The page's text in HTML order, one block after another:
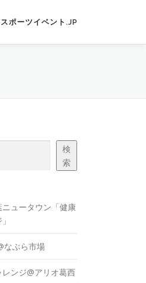
ポーツイベント.JP
検
索
ュータウン「健康
なぶら市場
ンジ@アリオ葛西